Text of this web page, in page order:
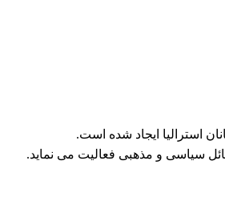
استرالیا ایجاد شده است.
سیاسی و مذهبی فعالیت می نماید.